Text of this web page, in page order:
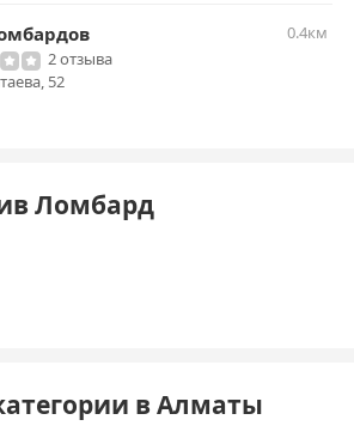
0.4км
2 отзыва
52
Ломбард
в Алматы